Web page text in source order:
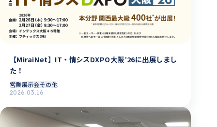
【MiraiNet】IT・情シスDXPO大阪’26に出展しまし
た！
営業展示会その他
2026.03.16